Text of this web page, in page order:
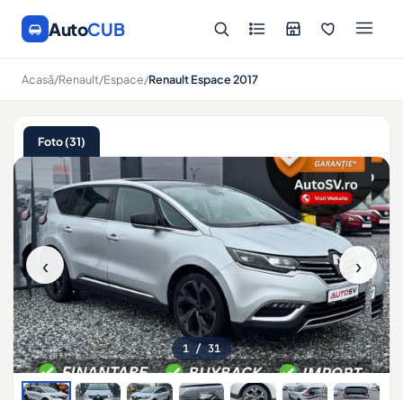
AutoCUB
Acasă/Renault/Espace/Renault Espace 2017
Foto (31)
‹ ›
1/ 31